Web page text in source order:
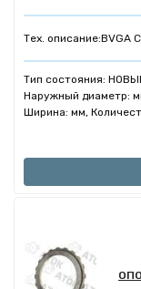
Тех. описание:BVGA
Тип состояния:
Наружный диаметр:
Ширина: мм,